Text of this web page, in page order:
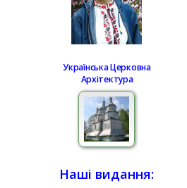
Українська Церковна
Архітектура
Наші видання: